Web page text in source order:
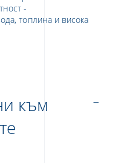
-
топлина и висока
към